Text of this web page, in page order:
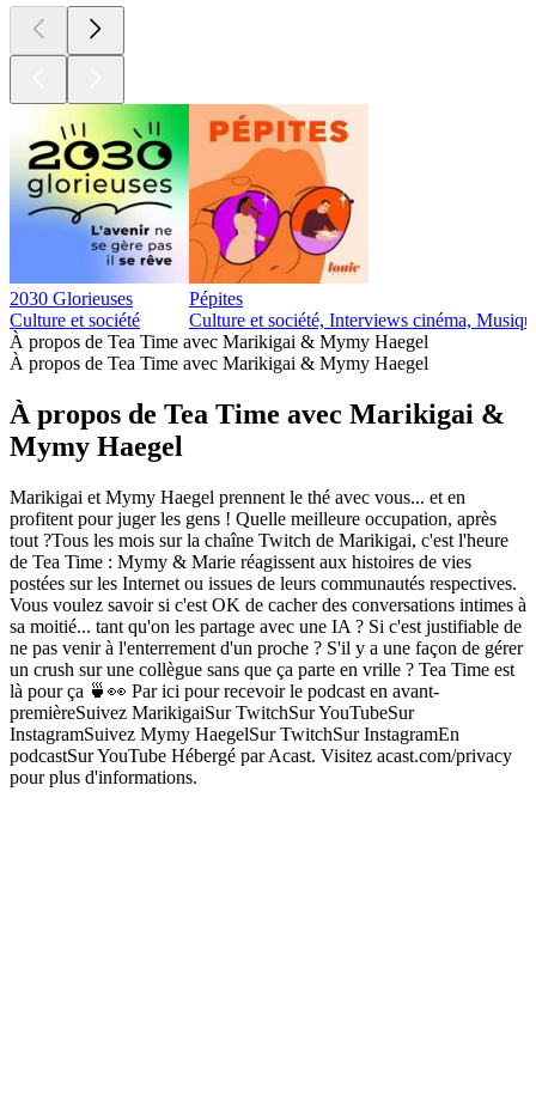
2030 Glorieuses
Culture et société
Pépites
Culture et société, Interviews cinéma,
À propos de Tea Time avec Marikigai & Mymy Haegel
À propos de Tea Time avec Marikigai & Mymy Haegel
À propos de Tea Time avec Marikigai &
Mymy Haegel
Marikigai et Mymy Haegel prennent le thé avec vous... et en
profitent pour juger les gens ! Quelle meilleure occupation, après
tout ?Tous les mois sur la chaîne Twitch de Marikigai, c'est l'heure
de Tea Time : Mymy & Marie réagissent aux histoires de vies
postées sur les Internet ou issues de leurs communautés respectives.
Vous voulez savoir si c'est OK de cacher des conversations intimes à
sa moitié... tant qu'on les partage avec une IA ? Si c'est justifiable de
ne pas venir à l'enterrement d'un proche ? S'il y a une façon de gérer
un crush sur une collègue sans que ça parte en vrille ? Tea Time est
là pour ça 🍵👀 Par ici pour recevoir le podcast en avant-
premièreSuivez MarikigaiSur TwitchSur YouTubeSur
InstagramSuivez Mymy HaegelSur TwitchSur InstagramEn
podcastSur YouTube Hébergé par Acast. Visitez acast.com/privacy
pour plus d'informations.